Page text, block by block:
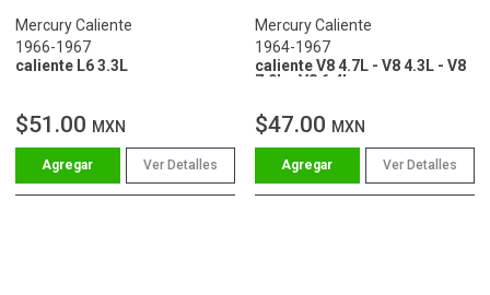
Mercury Caliente
1966-1967
caliente L6 3.3L
$51.00 MXN
Ver Detalles
Mercury Caliente
1964-1967
caliente V8 4.7L - V8 4.3L - V8
7.0L - V8 6.4L
$47.00 MXN
Ver Detalles